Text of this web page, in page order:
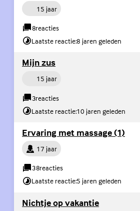
Persoon15 jaar
8reacties
Laatste reactie:8 jaren geleden
Mijn zus
Persoon15 jaar
3reacties
Laatste reactie:10 jaren geleden
Ervaring met massage (1)
Persoon17 jaar
38reacties
Laatste reactie:5 jaren geleden
Nichtje op vakantie